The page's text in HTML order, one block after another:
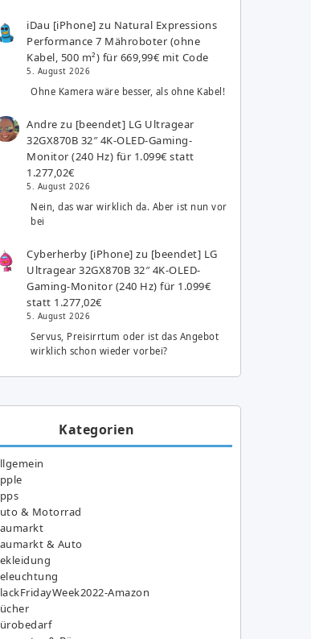
iDau [iPhone] zu Natural Expressions
Performance 7 Mähroboter (ohne
Kabel, 500 m²) für 669,99€ mit Code
5. August 2026
Ohne Kamera wäre besser, als ohne Kabel!
Andre zu [beendet] LG Ultragear
32GX870B 32″ 4K-OLED-Gaming-
Monitor (240 Hz) für 1.099€ statt
1.277,02€
5. August 2026
Nein, das war wirklich da. Aber ist nun vor
bei
Cyberherby [iPhone] zu [beendet] LG
Ultragear 32GX870B 32″ 4K-OLED-
Gaming-Monitor (240 Hz) für 1.099€
statt 1.277,02€
5. August 2026
Servus, Preisirrtum oder ist das Angebot
wirklich schon wieder vorbei?
Kategorien
& Motorrad
& Auto
Amazon